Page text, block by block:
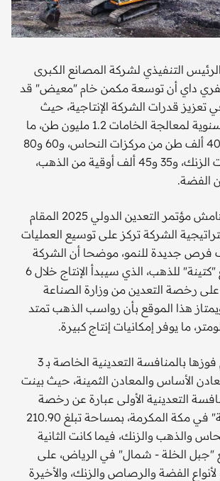
الرئيس التنفيذي لشركة المصانع الكبرى
داي أن توسعة مكمن خام "معيض" قد
تعزيز قدرات الشركة الإنتاجية، حيث
ارتفعت القدرات السنوية لمعالجة الخامات 1.2 مليون طن، ما
أتاح إنتاج بين 30 و40 ألف طن من مركزات النحاس، و60 و80
ألف طن من مركزات الزنك، و35 و45 ألف أوقية من الذهب،
قال داي بين على هامش مؤتمر التعدين الدولي 2025 المقام
الشركة تركز على توسيع العمليات
فرص جديدة للنمو، موضحا أن الشركة
تطور حاليا مشروع "كتينة" للذهب، الذي سيبدأ الإنتاج خلال 6
رخصة التعدين من وزارة الصناعة
هذا الموقع بأن رواسب الذهب تمتد
"أماك" أعلنت اليوم فوزها بالمنافسة التعدينية الخاصة بـ 3
الأساس والمعادن الثمينة، حيث بينت
التعدينية الأولى عبارة عن رخصة
كشف "جبل الدعمة" في مكة المكرمة، بمساحة تبلغ 210.90
والذهب والزنك، فيما كانت الثانية
الخلة - شمال" في الرياض، على
لأنواع الفضة والرصاص والزنك، والأخيرة